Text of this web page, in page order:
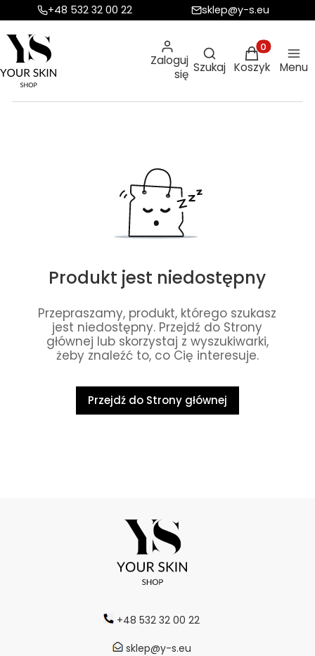
+48 532 32 00 22 sklep@y-s.eu
Zaloguj
się
Otwórz
Szukaj
Produkty w
Koszyk Menu
Produkt jest niedostępny
Przepraszamy, produkt, którego szukasz
jest niedostępny. Przejdź do Strony
głównej lub skorzystaj z wyszukiwarki,
żeby znaleźć to, co Cię interesuje.
Przejdź do Strony głównej
+48 532 32 00 22
sklep@y-s.eu